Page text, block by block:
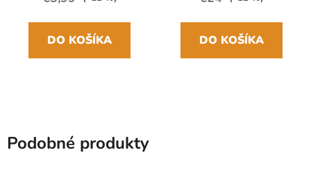
DO KOŠÍKA DO KOŠÍKA
Podobné produkty